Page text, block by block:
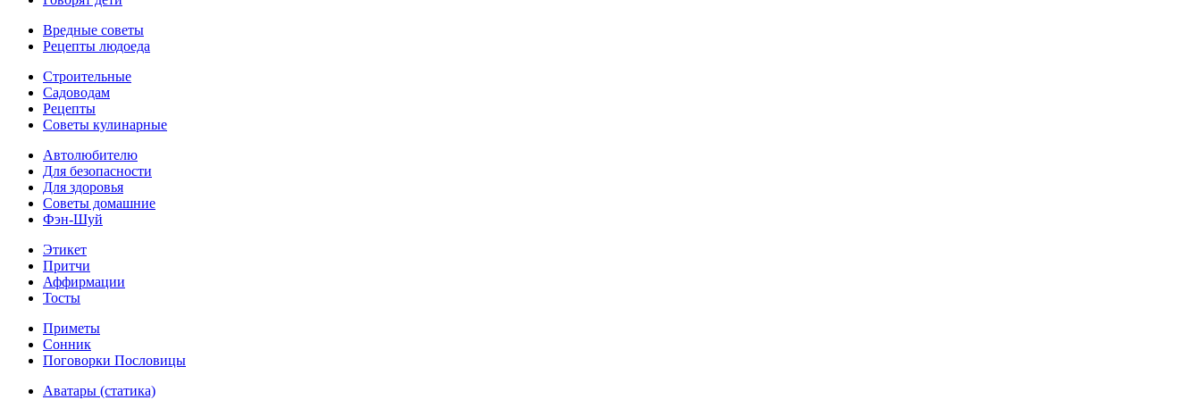
Вредные советы
Рецепты людоеда
Строительные
Садоводам
Рецепты
Советы кулинарные
Автолюбителю
Для безопасности
Для здоровья
Советы домашние
Фэн-Шуй
Этикет
Притчи
Аффирмации
Тосты
Приметы
Сонник
Поговорки Пословицы
Аватары (статика)